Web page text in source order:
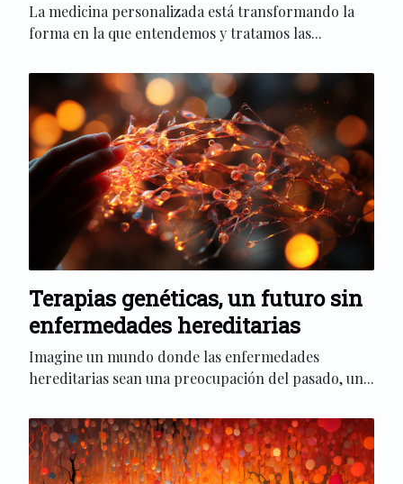
personalizada
La medicina personalizada está transformando la
forma en la que entendemos y tratamos las...
Terapias genéticas, un futuro sin
enfermedades hereditarias
Imagine un mundo donde las enfermedades
hereditarias sean una preocupación del pasado, un...